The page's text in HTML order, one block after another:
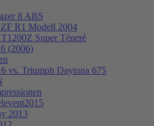
8 ABS
R1 Modell 2004
Super Téneré
(2006)
vs. Triumph Daytona 675
2013